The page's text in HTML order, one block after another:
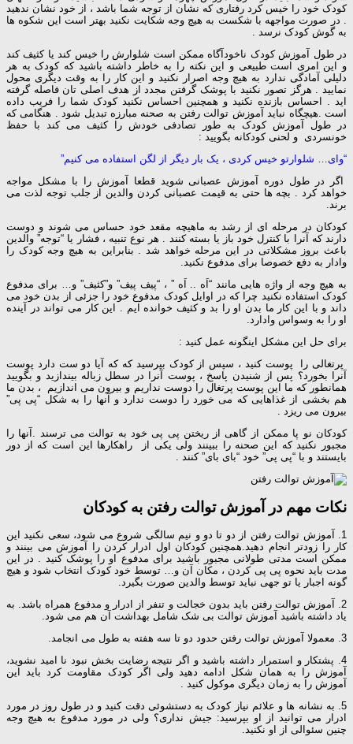
کودک خود را خیس کرد رفتاری که نشان از توجه شما باشد ، از خود نشان ندهید
. در صورت مواجهه با شکست به هیچ وجه شکایت نکنید بهتر است این شکوه ها
به گوش کودک نرسد .
در طول آموزش کودک ناخودآگاه ممکن است شلوارش را خیس کند یا کثیف کند
و این امری است طبیعی و این نکته را به خاطر داشته باشید که کودک به هر
دلیلی آمادگی ندارد به هیچ وجه اصرار نکنید و این کار را به وقت دیگری محول
نمایید . هرگز تصور نکنید با پوشک گرفتن مجدد از هدف اصلی تان فاصله گرفته
اید . احساس بازنده نکنید و همچنین احساس نکنید کودک شما را فریب داده
است .هیچگاه نباید آموزش توالت رفتن به صحنه مبارزه تبدیل شود . هنگامی که
در طول آموزش کودک به طور تصادفی خودش را کثیف می کند با حفظ
خونسردی و لحنی کودکانه بگویید :
“وای… شلوارتو خیس کردی ، یک بار دیگر از لگن استفاده می کنیم”
اگر در طول دوره آموزش عصبانی شوید قطعا آموزش را با مشکل مواجه
خواهد کرد . بچه ها حتی به قیمت عصبانی کردن والدین از جلب توجه لذت می
برند.
کودکان در مرحله ای از رشد به ماهیچه مقعد خود حساس می شوند و دوست
دارند که آنرا با کنترل خود باز یا بسته کنند . هر نوع تنبیه ، فشار یا “توجه” والدین
باعث بروز مشکلاتی در این مرحله خواهد شد . بنابراین به هیچ وجه کودک را
وادار به دفع خصوصا برای مدفوع نکنید.
به هیچ وجه از واژه هایی مانند “اَه .. اَه ” ، “پیف پیف” و”کثیف” و… برای مدفوع
کودک استفاده نکنید چرا که در اوایل کودک مدفوع خود را جزئی از بدن خود می
داند و با این کار ما بدن او را بد و کثیف خوانده ایم . این کار می تواند در آینده
او را به وسواس وادارد.
برای حل این مشکل اینگونه عمل کنید :
پرتغالی را پوست کنید ، سپس از کودک بپرسید که که آیا دو ست دارد پوست
آنرا بخورد؟ پس از شنیدن پاسخ ، پوست آنرا در سطل زباله بیندازید و بگویید
همانطور که ما این پوست پرتغال را دوست نداریم و بیرون می اندازیم ، بدن ما
هم بخشی از غذاهایی که می خورد را دوست ندارد و آنها را به شکل “پی پی”
بیرون می ریزد .
کودکان نو پا ممکن از گاهی از ریختن پی پی خود به توالت می ترسند .آنها را
مجبور نکنید که این صحنه را ببینند ولی یکی از راهکارها این است که از دور
بایستند و با “پی پی” خود “بای بای” کنند .
نکات مهم در آموزش توالت رفتن به کودکان
1. آموزش توالت رفتن از دو تا دو و نیم سالگی شروع می شود، سعی نکنید این
کار را زودتر انجام دهید.همچنین کودکان اول ادرار کردن را آموزش می بینند و
ممکن است مدتی طولانی مجبور باشید برای مدفوع او را پوشک کنید . در این
مدت باید نحوه پی پی کردن ، مکان آن و… توسط خود کودک انتخاب شود و هیچ
گونه اجبار یا تو جهی نباید توسط والدین صورت بگیرد.
2. آموزش توالت رفتن باید بدون خجالت و تنفر از ادرار و مدفوع همراه باشد. به
یاد داشته باشید آموزش توالت بی شک شامل بهداشت آن هم می شود.
3. معمولا آموزش توالت رفتن حدود دو تا سه هفته به طول می انجامد.
4. پشتکار و استمرار داشته باشید و اگر نتیجه رضایت بخش نبود نا امید نشوید،
آموزش را به همان شکل ادامه دهید ولی اگر کودک مقاومت کرد باید این
آموزش را به زمان دیگری موکول کنید .
5. به نشانه ها و علائم نیاز کودک به دستشوئی دقت کنید و در طول روز در مورد
ادرار می توانید از او بپرسید: جیش نداری؟ ولی در مورد مدفوع به هیچ وجه
چنین سئوالی از او نکنید.